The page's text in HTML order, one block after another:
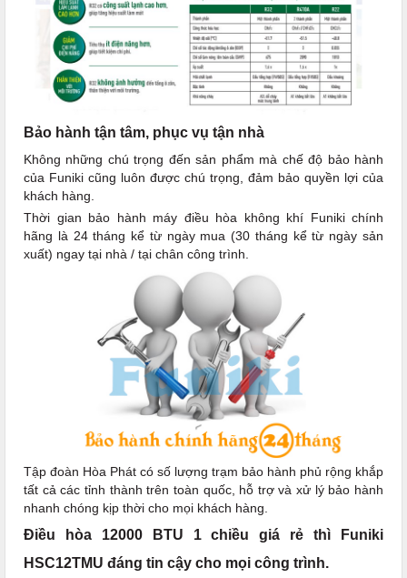
Bảo hành tận tâm, phục vụ tận nhà
Không những chú trọng đến sản phẩm mà chế độ bảo hành
của Funiki cũng luôn được chú trọng, đảm bảo quyền lợi của
khách hàng.
Thời gian bảo hành máy điều hòa không khí Funiki chính
hãng là 24 tháng kể từ ngày mua (30 tháng kể từ ngày sản
xuất) ngay tại nhà / tại chân công trình.
Tập đoàn Hòa Phát có số lượng trạm bảo hành phủ rộng khắp
tất cả các tỉnh thành trên toàn quốc, hỗ trợ và xử lý bảo hành
nhanh chóng kịp thời cho mọi khách hàng.
Điều hòa 12000 BTU 1 chiều giá rẻ thì Funiki
HSC12TMU đáng tin cậy cho mọi công trình.